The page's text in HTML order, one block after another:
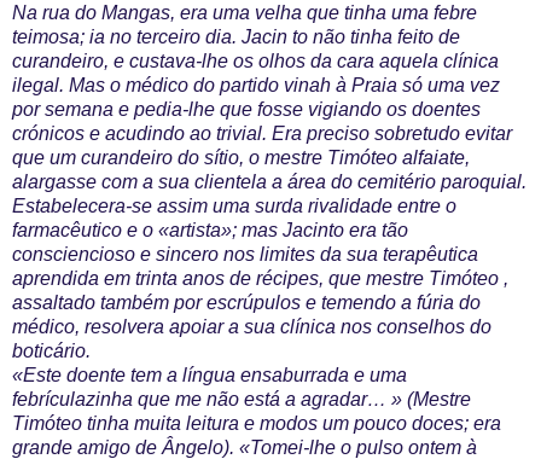
Na rua do Mangas, era uma velha que tinha uma febre
teimosa; ia no terceiro dia. Jacin to não tinha feito de
curandeiro, e custava-lhe os olhos da cara aquela clínica
ilegal. Mas o médico do partido vinah à Praia só uma vez
por semana e pedia-lhe que fosse vigiando os doentes
crónicos e acudindo ao trivial. Era preciso sobretudo evitar
que um curandeiro do sítio, o mestre Timóteo alfaiate,
alargasse com a sua clientela a área do cemitério paroquial.
Estabelecera-se assim uma surda rivalidade entre o
farmacêutico e o «artista»; mas Jacinto era tão
consciencioso e sincero nos limites da sua terapêutica
aprendida em trinta anos de récipes, que mestre Timóteo ,
assaltado também por escrúpulos e temendo a fúria do
médico, resolvera apoiar a sua clínica nos conselhos do
boticário.
«Este doente tem a língua ensaburrada e uma
febrículazinha que me não está a agradar… » (Mestre
Timóteo tinha muita leitura e modos um pouco doces; era
grande amigo de Ângelo). «Tomei-lhe o pulso ontem à